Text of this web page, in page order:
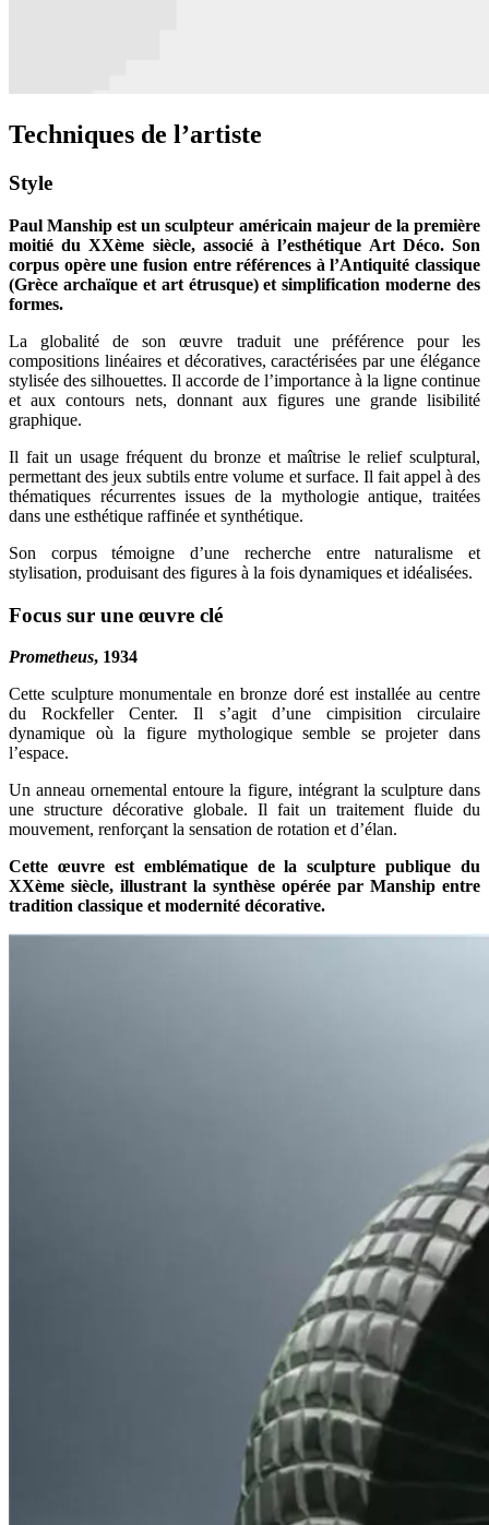
Techniques de l’artiste
Style
Paul Manship est un sculpteur américain majeur de la première
moitié du XXème siècle, associé à l’esthétique Art Déco. Son
corpus opère une fusion entre références à l’Antiquité classique
(Grèce archaïque et art étrusque) et simplification moderne des
formes.
La globalité de son œuvre traduit une préférence pour les
compositions linéaires et décoratives, caractérisées par une élégance
stylisée des silhouettes. Il accorde de l’importance à la ligne continue
et aux contours nets, donnant aux figures une grande lisibilité
graphique.
Il fait un usage fréquent du bronze et maîtrise le relief sculptural,
permettant des jeux subtils entre volume et surface. Il fait appel à des
thématiques récurrentes issues de la mythologie antique, traitées
dans une esthétique raffinée et synthétique.
Son corpus témoigne d’une recherche entre naturalisme et
stylisation, produisant des figures à la fois dynamiques et idéalisées.
Focus sur une œuvre clé
Prometheus, 1934
Cette sculpture monumentale en bronze doré est installée au centre
du Rockfeller Center. Il s’agit d’une cimpisition circulaire
dynamique où la figure mythologique semble se projeter dans
l’espace.
Un anneau ornemental entoure la figure, intégrant la sculpture dans
une structure décorative globale. Il fait un traitement fluide du
mouvement, renforçant la sensation de rotation et d’élan.
Cette œuvre est emblématique de la sculpture publique du
XXème siècle, illustrant la synthèse opérée par Manship entre
tradition classique et modernité décorative.